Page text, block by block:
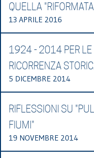
QUELLA
13 APRILE 2016
1924 - 2014 PER LE
RICORRENZA
5 DICEMBRE 2014
RIFLESSIONI SU
FIUMI"
19 NOVEMBRE 2014